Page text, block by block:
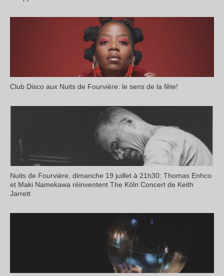
Club Disco aux Nuits de Fourvière: le sens de la fête!
Nuits de Fourvière, dimanche 19 juillet à 21h30: Thomas Enhco
et Maki Namekawa réinventent The Köln Concert de Keith
Jarrett